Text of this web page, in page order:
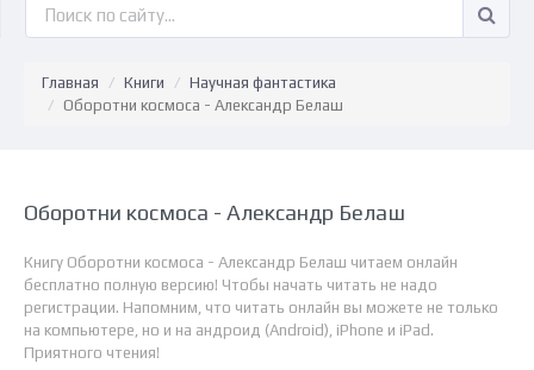
Главная Книги
Научная фантастика
Оборотни космоса - Александр Белаш
Оборотни космоса - Александр Белаш
Книгу Оборотни космоса - Александр Белаш читаем онлайн
бесплатно полную версию! Чтобы начать читать не надо
регистрации. Напомним, что читать онлайн вы можете не только
на компьютере, но и на андроид (Android), iPhone и iPad.
Приятного чтения!